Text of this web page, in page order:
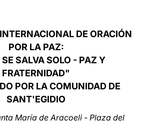
LATINE
DE ORACIÓN
POR LA PAZ:
SALVA SOLO - PAZ Y
FRATERNIDAD"
POR LA COMUNIDAD DE
SANT'EGIDIO
María de Aracoeli - Plaza del